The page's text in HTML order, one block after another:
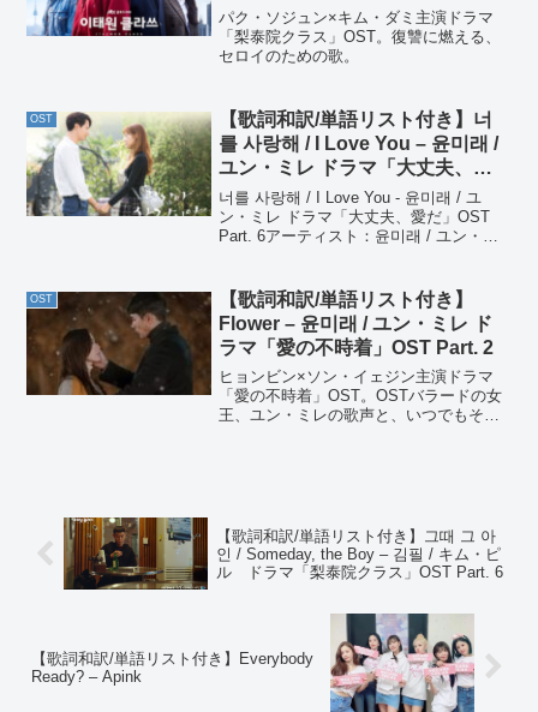
泰院クラス」OST Part. 5
パク・ソジュン×キム・ダミ主演ドラマ
「梨泰院クラス」OST。復讐に燃える、
セロイのための歌。
OST
【歌詞和訳/単語リスト付き】너
를 사랑해 / I Love You – 윤미래 /
ユン・ミレ ドラマ「大丈夫、愛
だ」OST Part. 6
너를 사랑해 / I Love You - 윤미래 / ユ
ン・ミレ ドラマ「大丈夫、愛だ」OST
Part. 6アーティスト：윤미래 / ユン・ミ
/...
OST
【歌詞和訳/単語リスト付き】
Flower – 윤미래 / ユン・ミレ ド
ラマ「愛の不時着」OST Part. 2
ヒョンビン×ソン・イェジン主演ドラマ
「愛の不時着」OST。OSTバラードの女
王、ユン・ミレの歌声と、いつでもそば
【歌詞和訳/単語リスト付き】그때 그 아
인 / Someday, the Boy – 김필 / キム・ピ
ル ドラマ「梨泰院クラス」OST Part. 6
【歌詞和訳/単語リスト付き】Everybody
Ready? – Apink